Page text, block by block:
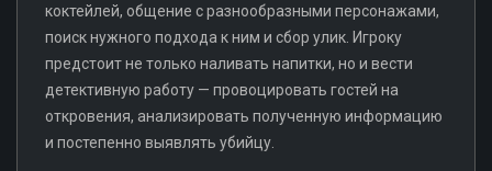
коктейлей, общение с разнообразными персонажами,
поиск нужного подхода к ним и сбор улик. Игроку
предстоит не только наливать напитки, но и вести
детективную работу — провоцировать гостей на
откровения, анализировать полученную информацию
и постепенно выявлять убийцу.